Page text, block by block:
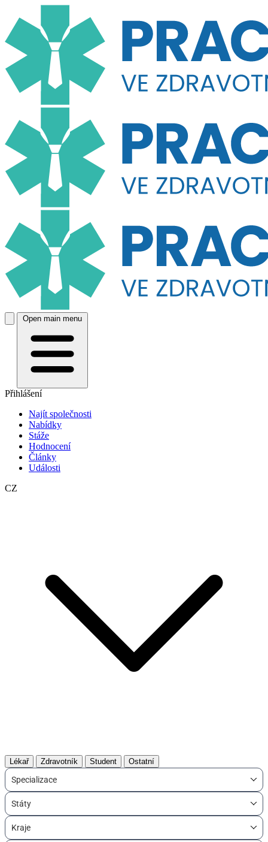
Open main menu
Přihlášení
Najít společnosti
Nabídky
Stáže
Hodnocení
Články
Události
CZ
Lékař Zdravotník Student Ostatní
Specializace
Státy
Kraje